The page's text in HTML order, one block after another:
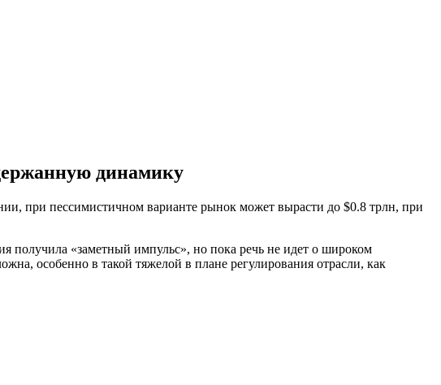
динамику
при пессимистичном варианте рынок может вырасти до $0.8 трлн, при
получила «заметный импульс», но пока речь не идет о широком
особенно в такой тяжелой в плане регулирования отрасли, как